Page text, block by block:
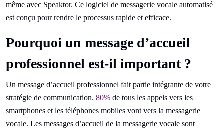
même avec Speaktor. Ce logiciel de messagerie vocale automatisé
est conçu pour rendre le processus rapide et efficace.
Pourquoi un message d’accueil
professionnel est-il important ?
Un message d’accueil professionnel fait partie intégrante de votre
stratégie de communication. 80% de tous les appels vers les
smartphones et les téléphones mobiles vont vers la messagerie
vocale. Les messages d’accueil de la messagerie vocale sont